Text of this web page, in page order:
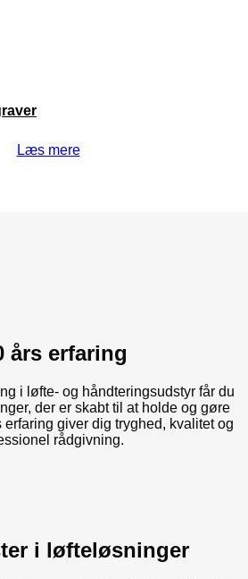
Læs mere
års erfaring
i løfte- og håndteringsudstyr får du
der er skabt til at holde og gøre
erfaring giver dig tryghed, kvalitet og
rådgivning.
i løfteløsninger